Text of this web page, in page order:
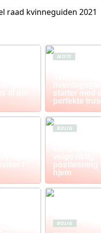
raad kvinneguiden 2021
til din
MOTE
starter med
perfekte
i
BOLIG
velge riktig
postløsning
hjem
til
BOLIG